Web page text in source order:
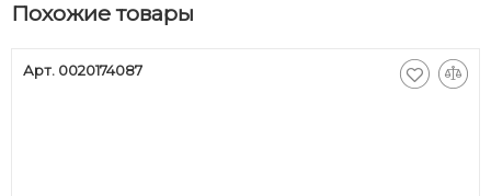
Похожие товары
Арт. 0020174087